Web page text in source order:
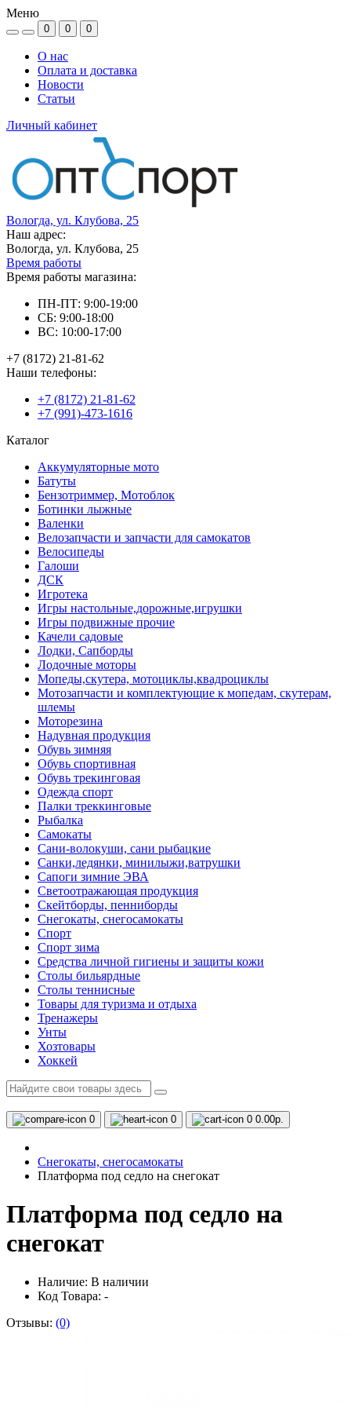
Меню
0 0 0
О нас
Оплата и доставка
Новости
Статьи
Личный кабинет
Вологда, ул. Клубова, 25
Наш адрес:
Вологда, ул. Клубова, 25
Время работы
Время работы магазина:
ПН-ПТ: 9:00-19:00
СБ: 9:00-18:00
ВС: 10:00-17:00
+7 (8172) 21-81-62
Наши телефоны:
+7 (8172) 21-81-62
+7 (991)-473-1616
Каталог
Аккумуляторные мото
Батуты
Бензотриммер, Мотоблок
Ботинки лыжные
Валенки
Велозапчасти и запчасти для самокатов
Велосипеды
Галоши
ДСК
Игротека
Игры настольные,дорожные,игрушки
Игры подвижные прочие
Качели садовые
Лодки, Сапборды
Лодочные моторы
Мопеды,скутера, мотоциклы,квадроциклы
Мотозапчасти и комплектующие к мопедам, скутерам,
шлемы
Моторезина
Надувная продукция
Обувь зимняя
Обувь спортивная
Обувь трекинговая
Одежда спорт
Палки треккинговые
Рыбалка
Самокаты
Сани-волокуши, сани рыбацкие
Санки,ледянки, минилыжи,ватрушки
Сапоги зимние ЭВА
Светоотражающая продукция
Скейтборды, пенниборды
Снегокаты, снегосамокаты
Спорт
Спорт зима
Средства личной гигиены и защиты кожи
Столы бильярдные
Столы теннисные
Товары для туризма и отдыха
Тренажеры
Унты
Хозтовары
Хоккей
0 0 0 0.00р.
Снегокаты, снегосамокаты
Платформа под седло на снегокат
Платформа под седло на
снегокат
Наличие: В наличии
Код Товара: -
Отзывы: (0)